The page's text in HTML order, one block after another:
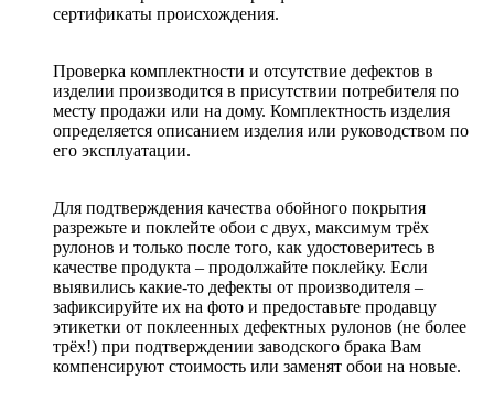
сертификаты происхождения.
Проверка комплектности и отсутствие дефектов в
изделии производится в присутствии потребителя по
месту продажи или на дому. Комплектность изделия
определяется описанием изделия или руководством по
его эксплуатации.
Для подтверждения качества обойного покрытия
разрежьте и поклейте обои с двух, максимум трёх
рулонов и только после того, как удостоверитесь в
качестве продукта – продолжайте поклейку. Если
выявились какие-то дефекты от производителя –
зафиксируйте их на фото и предоставьте продавцу
этикетки от поклеенных дефектных рулонов (не более
трёх!) при подтверждении заводского брака Вам
компенсируют стоимость или заменят обои на новые.